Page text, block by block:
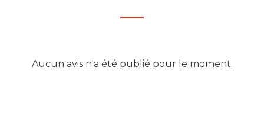
Aucun avis n'a été publié pour le moment.